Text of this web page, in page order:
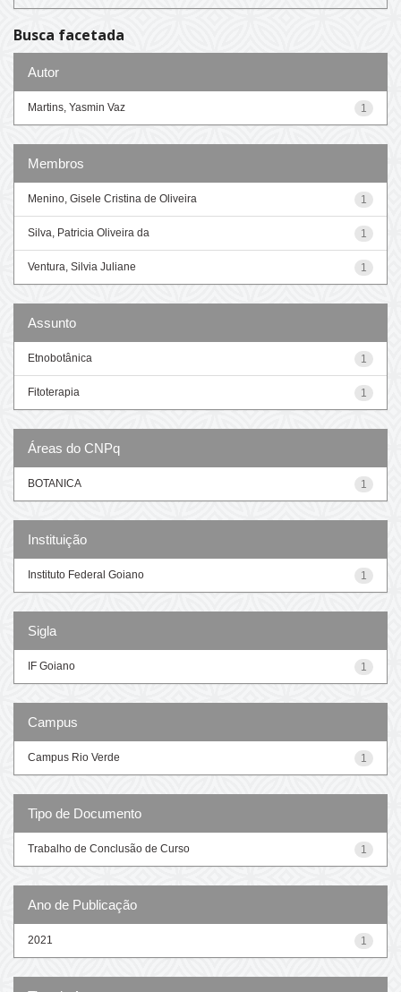
Busca facetada
Autor
1
Martins, Yasmin Vaz
Membros
1
Menino, Gisele Cristina de Oliveira
1
Silva, Patricia Oliveira da
1
Ventura, Silvia Juliane
Assunto
1
Etnobotânica
1
Fitoterapia
Áreas do CNPq
1
BOTANICA
Instituição
1
Instituto Federal Goiano
Sigla
1
IF Goiano
Campus
1
Campus Rio Verde
Tipo de Documento
1
Trabalho de Conclusão de Curso
Ano de Publicação
1
2021